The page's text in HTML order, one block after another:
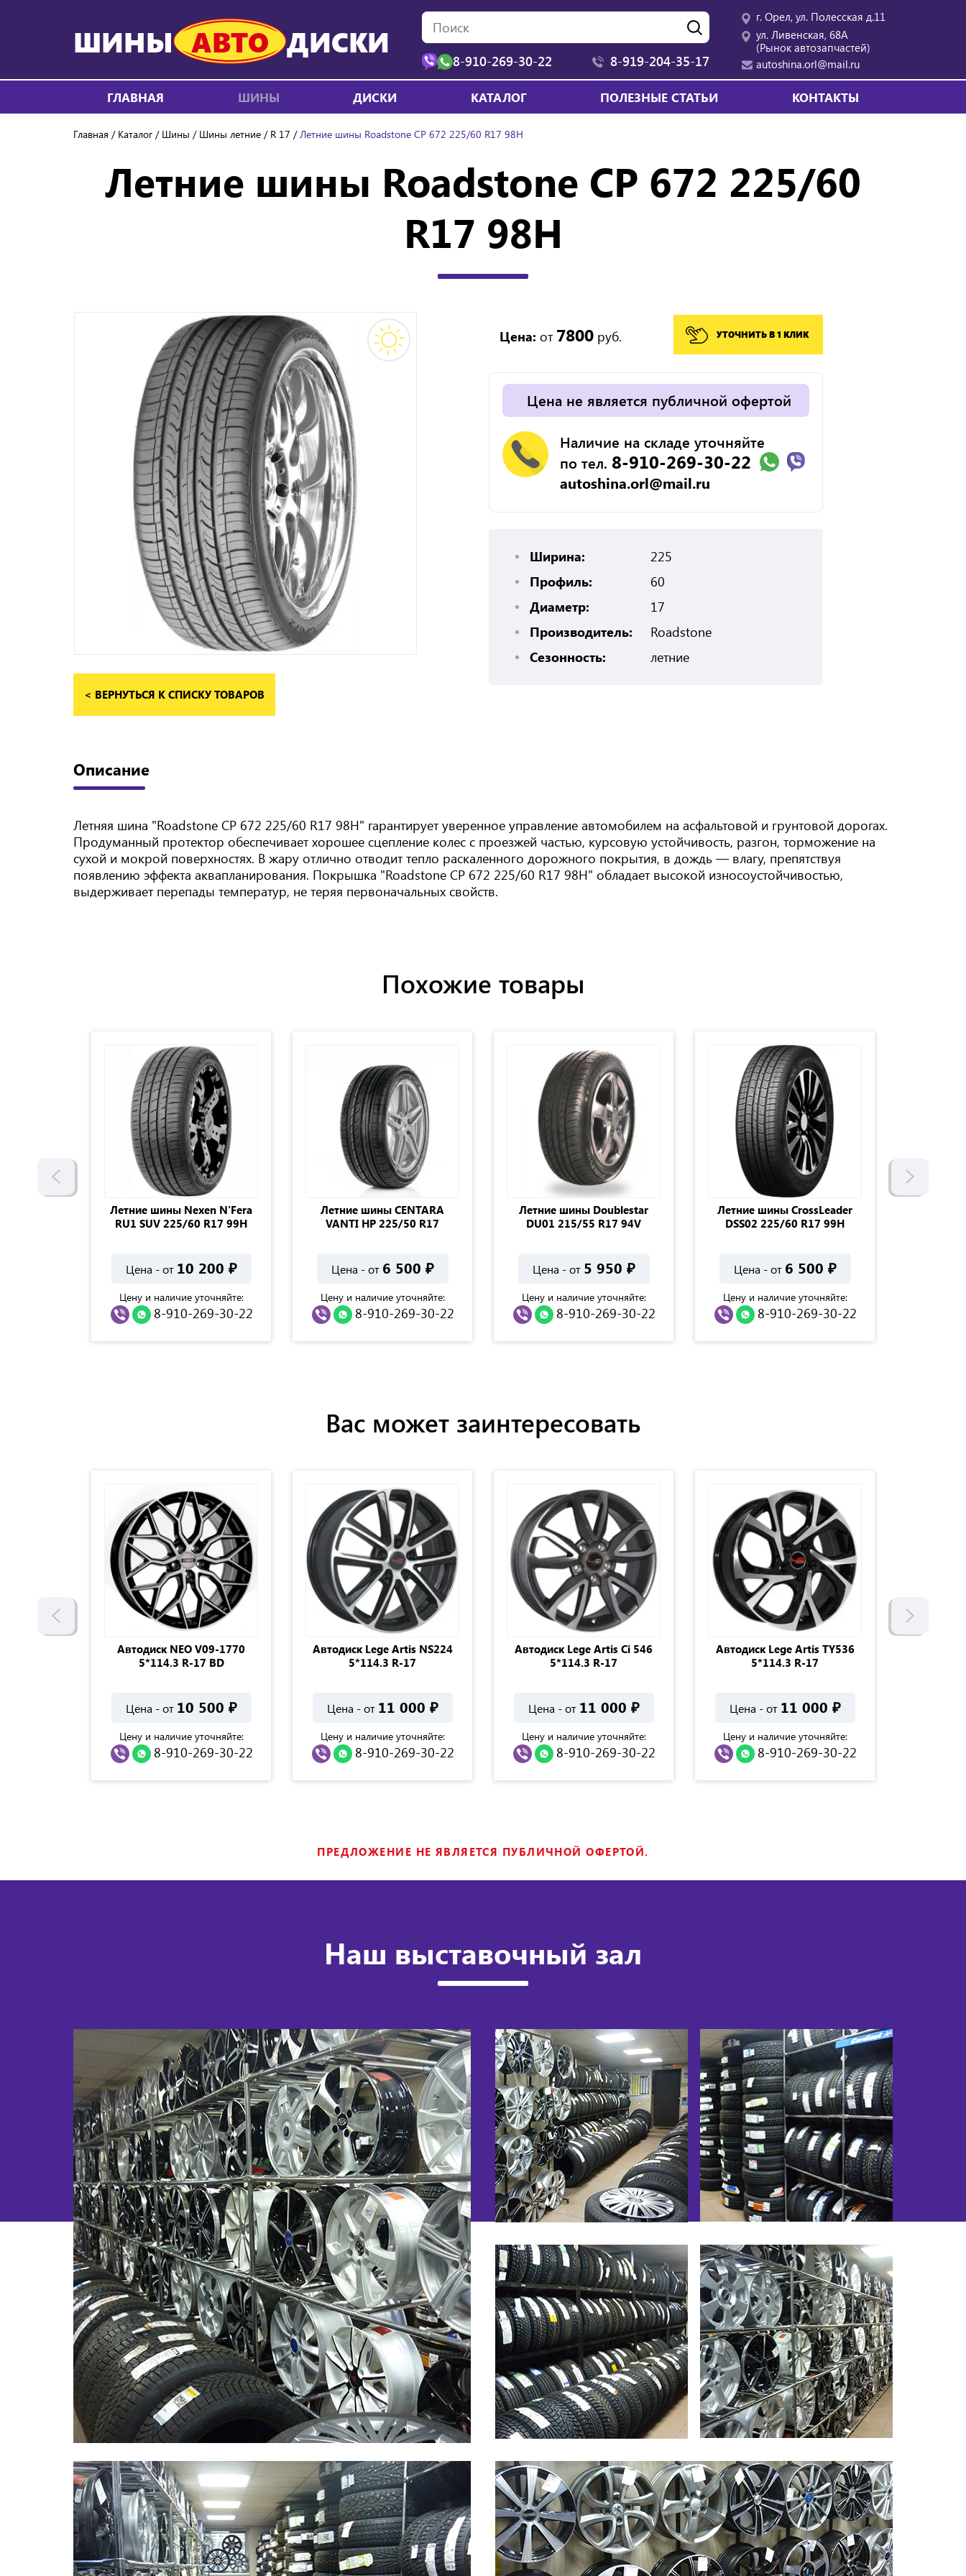
ШИНЫ АВТО ДИСКИ
8-910-269-30-22 8-919-204-35-17
г. Орел, ул. Полесская д.11
ул. Ливенская, 68А
(Рынок автозапчастей)
autoshina.orl@mail.ru
ГЛАВНАЯ ШИНЫ ДИСКИ КАТАЛОГ ПОЛЕЗНЫЕ СТАТЬИ КОНТАКТЫ
Главная Каталог Шины Шины летние R 17 Летние шины Roadstone CP 672 225/60 R17 98H
Летние шины Roadstone CP 672 225/60
R17 98H
< ВЕРНУТЬСЯ К СПИСКУ ТОВАРОВ
Цена: от 7800руб. УТОЧНИТЬ В 1 КЛИК
Цена не является публичной офертой
Наличие на складе уточняйте
по тел. 8-910-269-30-22
autoshina.orl@mail.ru
Ширина:
225
Профиль:
60
Диаметр:
17
Производитель:
Roadstone
Сезонность:
летние
Описание
Летняя шина "Roadstone CP 672 225/60 R17 98H" гарантирует уверенное управление автомобилем на асфальтовой и грунтовой дорогах.
Продуманный протектор обеспечивает хорошее сцепление колес с проезжей частью, курсовую устойчивость, разгон, торможение на
сухой и мокрой поверхностях. В жару отлично отводит тепло раскаленного дорожного покрытия, в дождь — влагу, препятствуя
появлению эффекта аквапланирования. Покрышка "Roadstone CP 672 225/60 R17 98H" обладает высокой износоустойчивостью,
выдерживает перепады температур, не теряя первоначальных свойств.
Похожие товары
Летние шины Nexen N'Fera
RU1 SUV 225/60 R17 99H
Цена - от 10 200 ₽
Цену и наличие уточняйте:
8-910-269-30-22
Летние шины CENTARA
VANTI HP 225/50 R17
Цена - от 6 500 ₽
Цену и наличие уточняйте:
8-910-269-30-22
Летние шины Doublestar
DU01 215/55 R17 94V
Цена - от 5 950 ₽
Цену и наличие уточняйте:
8-910-269-30-22
Летние шины CrossLeader
DSS02 225/60 R17 99H
Цена - от 6 500 ₽
Цену и наличие уточняйте:
8-910-269-30-22
Вас может заинтересовать
Автодиск NEO V09-1770
5*114.3 R-17 BD
Цена - от 10 500 ₽
Цену и наличие уточняйте:
8-910-269-30-22
Автодиск Lege Artis NS224
5*114.3 R-17
Цена - от 11 000 ₽
Цену и наличие уточняйте:
8-910-269-30-22
Автодиск Lege Artis Сi 546
5*114.3 R-17
Цена - от 11 000 ₽
Цену и наличие уточняйте:
8-910-269-30-22
Автодиск Lege Artis TY536
5*114.3 R-17
Цена - от 11 000 ₽
Цену и наличие уточняйте:
8-910-269-30-22
ПРЕДЛОЖЕНИЕ НЕ ЯВЛЯЕТСЯ ПУБЛИЧНОЙ ОФЕРТОЙ.
Наш выставочный зал